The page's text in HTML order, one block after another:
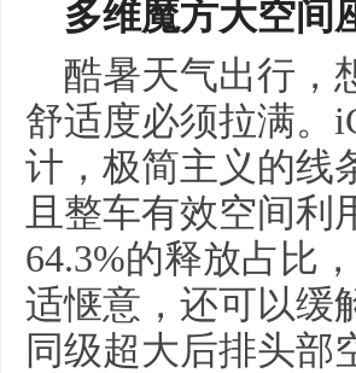
多维魔方大空间
酷暑天气出行，
舒适度必须拉满。
计，极简主义的线
且整车有效空间利
64.3%的释放占比
适惬意，还可以缓
同级超大后排头部